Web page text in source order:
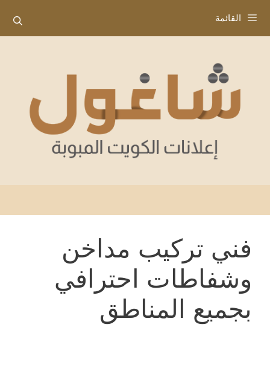
إلى
المحتوى
القائمة
فني تركيب مداخن
وشفاطات احترافي
بجميع المناطق